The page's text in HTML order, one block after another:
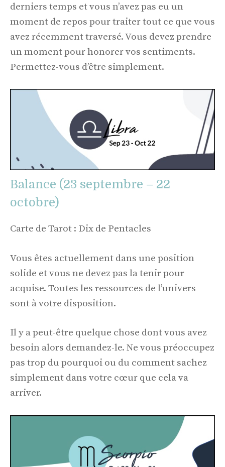
derniers temps et vous n’avez pas eu un
moment de repos pour traiter tout ce que vous
avez récemment traversé. Vous devez prendre
un moment pour honorer vos sentiments.
Permettez-vous d’être simplement.
Balance (23 septembre – 22
octobre)
Carte de Tarot : Dix de Pentacles
Vous êtes actuellement dans une position
solide et vous ne devez pas la tenir pour
acquise. Toutes les ressources de l’univers
sont à votre disposition.
Il y a peut-être quelque chose dont vous avez
besoin alors demandez-le. Ne vous préoccupez
pas trop du pourquoi ou du comment sachez
simplement dans votre cœur que cela va
arriver.